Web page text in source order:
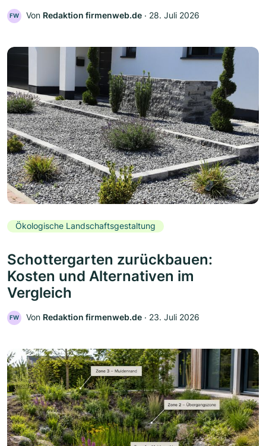
FW Von Redaktion firmenweb.de ‧ 28. Juli 2026
Ökologische Landschaftsgestaltung
Schottergarten zurückbauen:
Kosten und Alternativen im
Vergleich
FW Von Redaktion firmenweb.de ‧ 23. Juli 2026